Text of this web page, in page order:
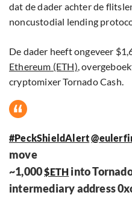
dat de dader achter de
noncustodial lending
De dader heeft ongeveer
Ethereum (ETH),
cryptomixer Tornado Cash.
#PeckShieldAlert
move
~1,000$ETH into
intermediary address